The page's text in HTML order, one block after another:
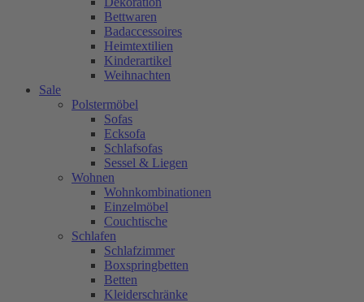
Bettwaren
Badaccessoires
Heimtextilien
Kinderartikel
Weihnachten
Sale
Polstermöbel
Sofas
Ecksofa
Schlafsofas
Sessel & Liegen
Wohnen
Wohnkombinationen
Einzelmöbel
Couchtische
Schlafen
Schlafzimmer
Boxspringbetten
Betten
Kleiderschränke